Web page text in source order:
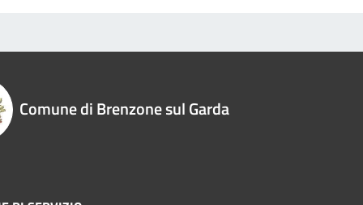
Comune di Brenzone sul Garda